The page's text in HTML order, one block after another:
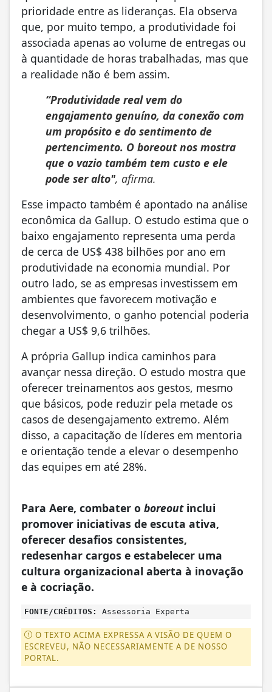
prioridade entre as lideranças. Ela observa
que, por muito tempo, a produtividade foi
associada apenas ao volume de entregas ou
à quantidade de horas trabalhadas, mas que
a realidade não é bem assim.
“Produtividade real vem do
engajamento genuíno, da conexão com
um propósito e do sentimento de
pertencimento. O boreoutnos mostra
que o vazio também tem custo e ele
pode ser alto", afirma.
Esse impacto também é apontado na análise
econômica da Gallup. O estudo estima que o
baixo engajamento representa uma perda
de cerca de US$ 438 bilhões por ano em
produtividade na economia mundial. Por
outro lado, se as empresas investissem em
ambientes que favorecem motivação e
desenvolvimento, o ganho potencial poderia
chegar a US$ 9,6 trilhões.
A própria Gallup indica caminhos para
avançar nessa direção. O estudo mostra que
oferecer treinamentos aos gestos, mesmo
que básicos, pode reduzir pela metade os
casos de desengajamento extremo. Além
disso, a capacitação de líderes em mentoria
e orientação tende a elevar o desempenho
das equipes em até 28%.
Para Aere, combater o boreout inclui
promover iniciativas de escuta ativa,
oferecer desafios consistentes,
redesenhar cargos e estabelecer uma
cultura organizacional aberta à inovação
e à cocriação.
FONTE/CRÉDITOS: Assessoria Experta
O TEXTO ACIMA EXPRESSA A VISÃO DE QUEM O
ESCREVEU, NÃO NECESSARIAMENTE A DE NOSSO
PORTAL.